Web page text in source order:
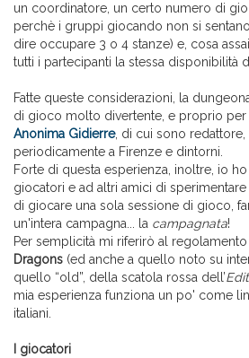
un coordinatore, un certo numero di
perchè i gruppi giocando non si
dire occupare 3 o 4 stanze) e, cosa
tutti i partecipanti la stessa disponibilità
Fatte queste considerazioni, la
di gioco molto divertente, e proprio per
Anonima Gidierre, di cui sono
periodicamente a Firenze e dintorni.
Forte di questa esperienza, inoltre, io
giocatori e ad altri amici di
di giocare una sola sessione di gioco,
un'intera campagna... la campagnata!
Per semplicità mi riferirò al
Dragons (ed anche a quello noto su
quello “old”, della scatola rossa dell’
mia esperienza funziona un po' come
italiani.
I giocatori